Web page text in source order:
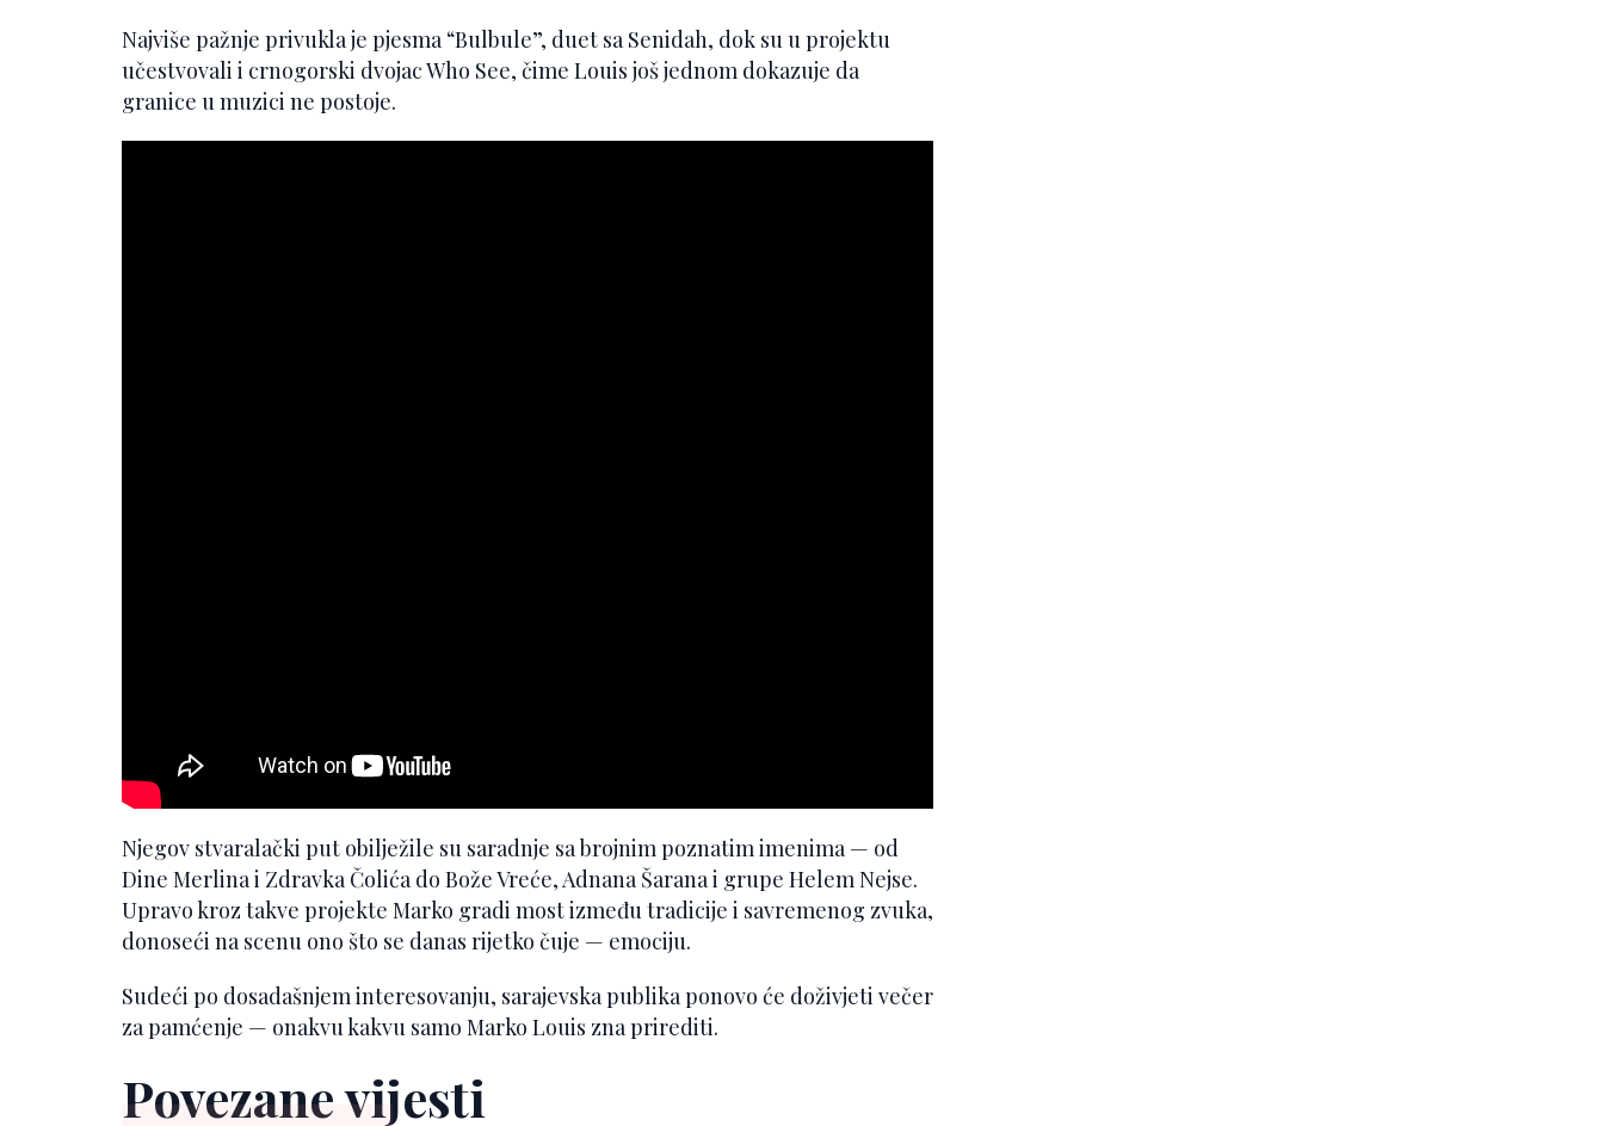
Najviše pažnje privukla je pjesma “Bulbule”, duet sa Senidah, dok su u projektu
učestvovali i crnogorski dvojac Who See, čime Louis još jednom dokazuje da
granice u muzici ne postoje.
Njegov stvaralački put obilježile su saradnje sa brojnim poznatim imenima — od
Dine Merlina i Zdravka Čolića do Bože Vreće, Adnana Šarana i grupe Helem Nejse.
Upravo kroz takve projekte Marko gradi most između tradicije i savremenog zvuka,
donoseći na scenu ono što se danas rijetko čuje — emociju.
Sudeći po dosadašnjem interesovanju, sarajevska publika ponovo će doživjeti večer
za pamćenje — onakvu kakvu samo Marko Louis zna prirediti.
Povezane vijesti